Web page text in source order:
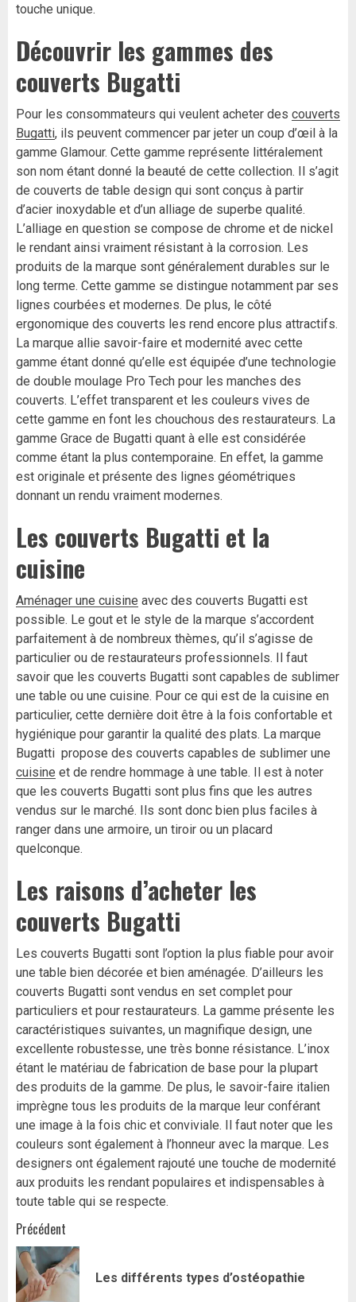
touche unique.
Découvrir les gammes des
couverts Bugatti
Pour les consommateurs qui veulent acheter des couverts
Bugatti, ils peuvent commencer par jeter un coup d’œil à la
gamme Glamour. Cette gamme représente littéralement
son nom étant donné la beauté de cette collection. Il s’agit
de couverts de table design qui sont conçus à partir
d’acier inoxydable et d’un alliage de superbe qualité.
L’alliage en question se compose de chrome et de nickel
le rendant ainsi vraiment résistant à la corrosion. Les
produits de la marque sont généralement durables sur le
long terme. Cette gamme se distingue notamment par ses
lignes courbées et modernes. De plus, le côté
ergonomique des couverts les rend encore plus attractifs.
La marque allie savoir-faire et modernité avec cette
gamme étant donné qu’elle est équipée d’une technologie
de double moulage Pro Tech pour les manches des
couverts. L’effet transparent et les couleurs vives de
cette gamme en font les chouchous des restaurateurs. La
gamme Grace de Bugatti quant à elle est considérée
comme étant la plus contemporaine. En effet, la gamme
est originale et présente des lignes géométriques
donnant un rendu vraiment modernes.
Les couverts Bugatti et la
cuisine
Aménager une cuisine avec des couverts Bugatti est
possible. Le gout et le style de la marque s’accordent
parfaitement à de nombreux thèmes, qu’il s’agisse de
particulier ou de restaurateurs professionnels. Il faut
savoir que les couverts Bugatti sont capables de sublimer
une table ou une cuisine. Pour ce qui est de la cuisine en
particulier, cette dernière doit être à la fois confortable et
hygiénique pour garantir la qualité des plats. La marque
Bugatti propose des couverts capables de sublimer une
cuisine et de rendre hommage à une table. Il est à noter
que les couverts Bugatti sont plus fins que les autres
vendus sur le marché. Ils sont donc bien plus faciles à
ranger dans une armoire, un tiroir ou un placard
quelconque.
Les raisons d’acheter les
couverts Bugatti
Les couverts Bugatti sont l’option la plus fiable pour avoir
une table bien décorée et bien aménagée. D’ailleurs les
couverts Bugatti sont vendus en set complet pour
particuliers et pour restaurateurs. La gamme présente les
caractéristiques suivantes, un magnifique design, une
excellente robustesse, une très bonne résistance. L’inox
étant le matériau de fabrication de base pour la plupart
des produits de la gamme. De plus, le savoir-faire italien
imprègne tous les produits de la marque leur conférant
une image à la fois chic et conviviale. Il faut noter que les
couleurs sont également à l’honneur avec la marque. Les
designers ont également rajouté une touche de modernité
aux produits les rendant populaires et indispensables à
toute table qui se respecte.
Navigation
d’article
Précédent
Les différents types d’ostéopathie